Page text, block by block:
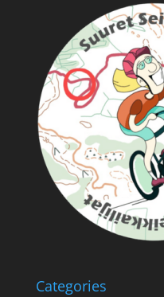
Categories